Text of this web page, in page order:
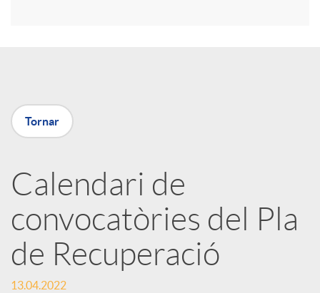
X
a
r
x
Tornar
Calendari de
convocatòries del Pla
de Recuperació
13.04.2022